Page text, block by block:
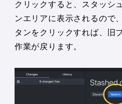
クリックすると、スタッシ
ンエリアに表示されるので
タンをクリックすれば、旧
作業が戻ります。